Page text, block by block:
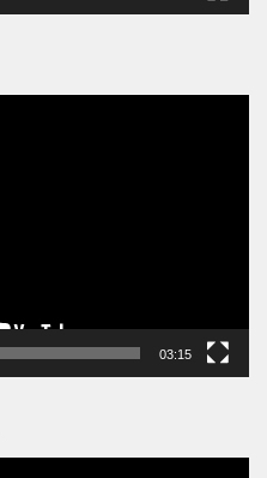
03:15